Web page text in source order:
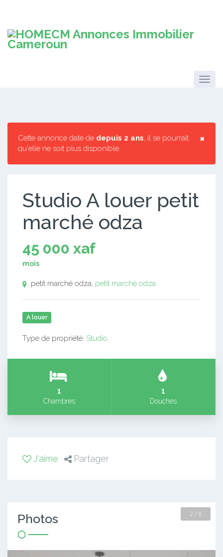
×
Cette annonce date de depuis 2 ans, il se pourrait
qu'elle ne soit plus disponible.
Studio A louer petit
marché odza
45 000 xaf
mois
petit marché odza, petit marché odza
A louer
Type de propriété: Studio
1
Chambres
1
Douches
J'aime Partager
Photos 2 / 8